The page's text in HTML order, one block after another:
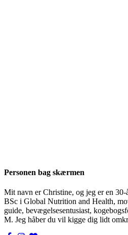
Personen bag skærmen
Mit navn er Christine, og jeg er en
BSc i Global Nutrition and Health,
guide, bevægelsesentusiast,
M. Jeg håber du vil kigge dig lidt